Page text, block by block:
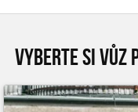
VYBERTE SI VŮZ